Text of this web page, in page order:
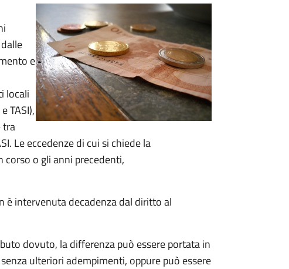
e
locali
TASI),
tra
Le eccedenze di cui si chiede la
corso o gli anni precedenti,
è intervenuta decadenza dal diritto al
dovuto, la differenza può essere portata in
ulteriori adempimenti, oppure può essere